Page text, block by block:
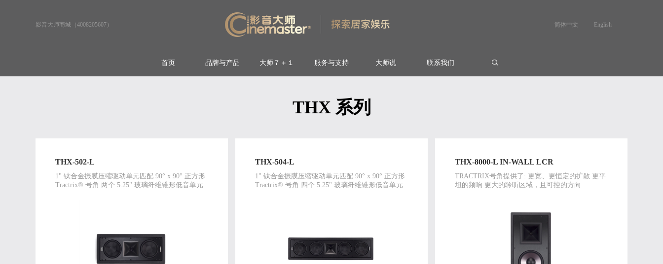
影音大师商城（4008205607） 简体中文 English
首页 品牌与产品 大师７＋１ 服务与支持 大师说 联系我们
THX 系列
THX-502-L
1" 钛合金振膜压缩驱动单元匹配 90° x 90° 正方形
Tractrix® 号角 两个 5.25" 玻璃纤维锥形低音单元
THX-504-L
1" 钛合金振膜压缩驱动单元匹配 90° x 90° 正方形
Tractrix® 号角 四个 5.25" 玻璃纤维锥形低音单元
THX-8000-L IN-WALL LCR
TRACTRIX号角提供了: 更宽、更恒定的扩散 更平
坦的频响 更大的聆听区域，且可控的方向